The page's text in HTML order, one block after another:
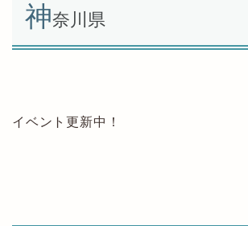
神奈川県
イベント更新中！